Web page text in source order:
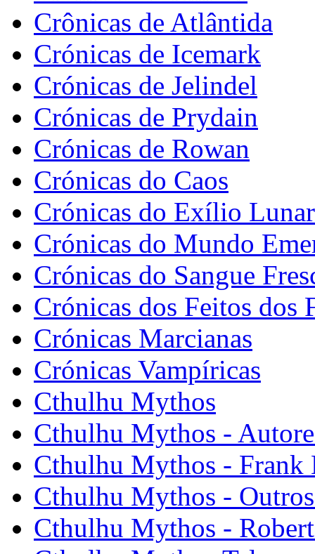
Crônicas de Atlântida
Crónicas de Icemark
Crónicas de Jelindel
Crónicas de Prydain
Crónicas de Rowan
Crónicas do Caos
Crónicas do Exílio Lunar
Crónicas do Mundo
Crónicas do Sangue
Crónicas dos Feitos dos
Crónicas Marcianas
Crónicas Vampíricas
Cthulhu Mythos
Cthulhu Mythos -
Cthulhu Mythos - Frank
Cthulhu Mythos -
Cthulhu Mythos -